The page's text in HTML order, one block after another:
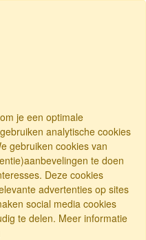
je een optimale
analytische cookies
gebruiken cookies van
te doen
Deze cookies
advertenties op sites
social media cookies
te delen. Meer informatie